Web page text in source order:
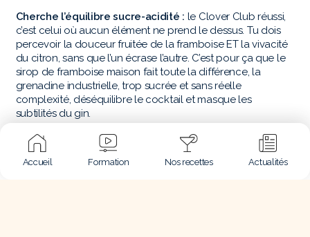
Cherche l’équilibre sucre-acidité : le Clover Club réussi,
c’est celui où aucun élément ne prend le dessus. Tu dois
percevoir la douceur fruitée de la framboise ET la vivacité
du citron, sans que l’un écrase l’autre. C’est pour ça que le
sirop de framboise maison fait toute la différence, la
grenadine industrielle, trop sucrée et sans réelle
complexité, déséquilibre le cocktail et masque les
subtilités du gin.
Pourquoi le Clover Club est
Accueil Formation Nos recettes Actualités